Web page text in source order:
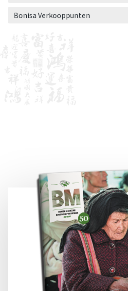
Bonisa Verkooppunten